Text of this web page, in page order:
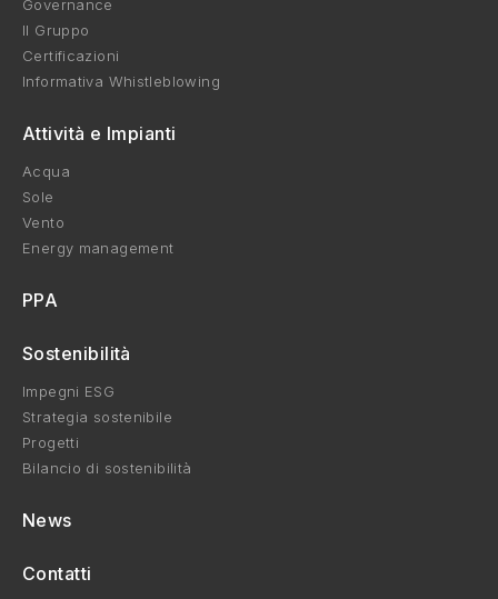
Governance
Il Gruppo
Certificazioni
Informativa Whistleblowing
Attività e Impianti
Acqua
Sole
Vento
Energy management
PPA
Sostenibilità
Impegni ESG
Strategia sostenibile
Progetti
Bilancio di sostenibilità
News
Contatti